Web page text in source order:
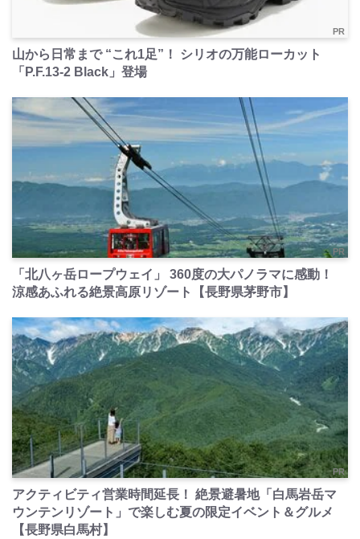
PR
山から日常まで “これ1足”！ シリオの万能ローカット
「P.F.13-2 Black」登場
PR
「北八ヶ岳ロープウェイ」 360度の大パノラマに感動！
涼感あふれる絶景高原リゾート【長野県茅野市】
PR
アクティビティ営業時間延長！ 絶景避暑地「白馬岩岳マ
ウンテンリゾート」で楽しむ夏の限定イベント＆グルメ
【長野県白馬村】